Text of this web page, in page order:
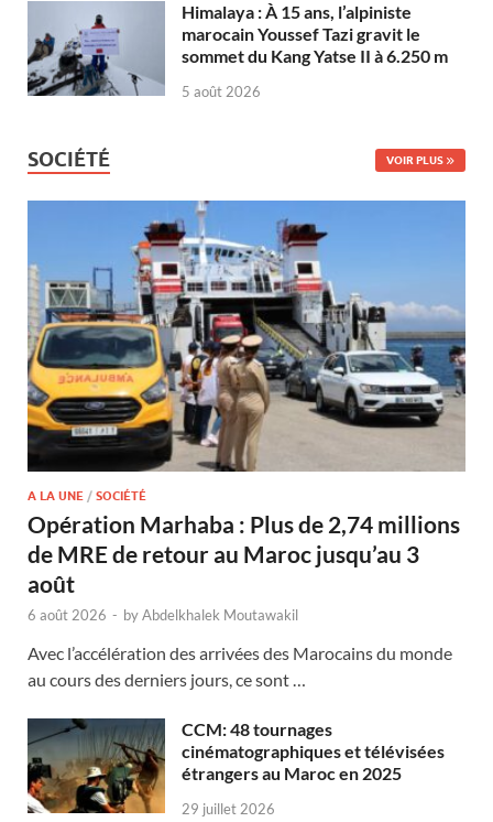
Himalaya : À 15 ans, l’alpiniste
marocain Youssef Tazi gravit le
sommet du Kang Yatse II à 6.250 m
5 août 2026
SOCIÉTÉ VOIR PLUS
A LA UNE / SOCIÉTÉ
Opération Marhaba : Plus de 2,74 millions
de MRE de retour au Maroc jusqu’au 3
août
6 août 2026 - byAbdelkhalek Moutawakil
Avec l’accélération des arrivées des Marocains du monde
au cours des derniers jours, ce sont …
CCM: 48 tournages
cinématographiques et télévisées
étrangers au Maroc en 2025
29 juillet 2026